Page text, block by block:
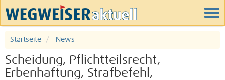
Startseite News
Scheidung, Pflichtteilsrecht,
Erbenhaftung, Strafbefehl,